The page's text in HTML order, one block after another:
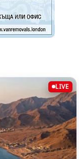
LIVE